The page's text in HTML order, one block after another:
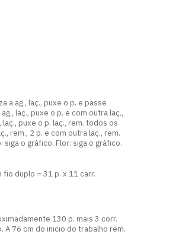
a ag., laç., puxe o p. e passe
laç., puxe o p. e com outra laç.,
puxe o p. laç., rem. todos os
rem., 2 p. e com outra laç., rem.
o gráfico. Flor: siga o gráfico.
duplo = 31 p. x 11 carr.
130 p. mais 3 corr.
A 76 cm do inicio do trabalho rem.